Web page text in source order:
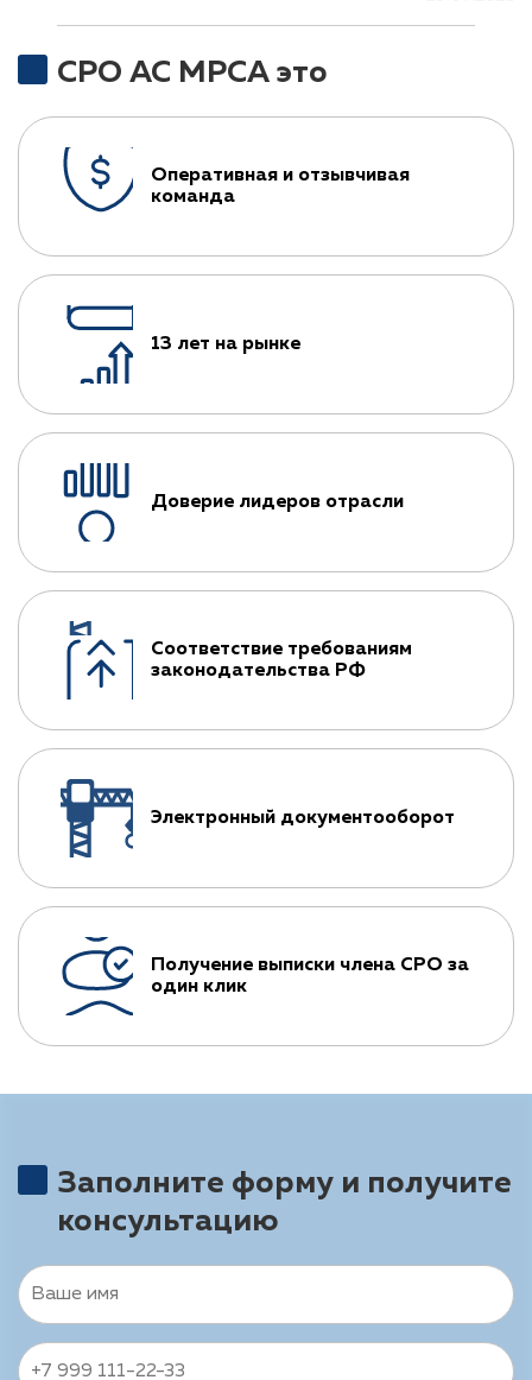
СРО АС МРСА это
Оперативная и отзывчивая
команда
13 лет на рынке
Доверие лидеров отрасли
Соответствие требованиям
законодательства РФ
Электронный документооборот
Получение выписки члена СРО за
один клик
Заполните форму и получите
консультацию